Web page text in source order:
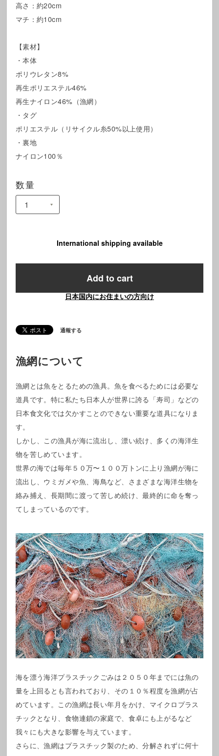
高さ：約20cm
マチ：約10cm
【素材】
・本体
ポリウレタン8%
再生ポリエステル46%
再生ナイロン46%（漁網）
・タグ
ポリエステル（リサイクル糸50%以上使用）
・裏地
ナイロン100％
数量
International shipping available
Add to cart
日本国内にお住まいの方向け
通報する
漁網について
漁網とは魚をとるための漁具。魚を食べるためには必要な
道具です。特に私たち日本人が世界に誇る「寿司」などの
日本食文化では欠かすことのできない重要な道具になりま
す。
しかし、この漁具が海に流出し、漂い続け、多くの海洋生
物を苦しめています。
世界の海では毎年５０万〜１００万トンに上り漁網が海に
流出し、ウミガメや魚、海鳥など、さまざまな海洋生物を
絡み捕え、長期間に渡って苦しめ続け、最終的に命を奪っ
てしまっているのです。
海を漂う海洋プラスチックごみは２０５０年までには魚の
量を上回るとも言われており、その１０％程度を漁網が占
めています。この漁網は長い年月をかけ、マイクロプラス
チックとなり、食物連鎖の家庭で、食卓にも上がるなど
我々にも大きな影響を与えています。
さらに、漁網はプラスチック製のため、分解されずに何十